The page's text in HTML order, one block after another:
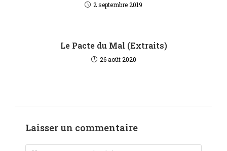
2 septembre 2019
Le Pacte du Mal (Extraits)
26 août 2020
Laisser un commentaire